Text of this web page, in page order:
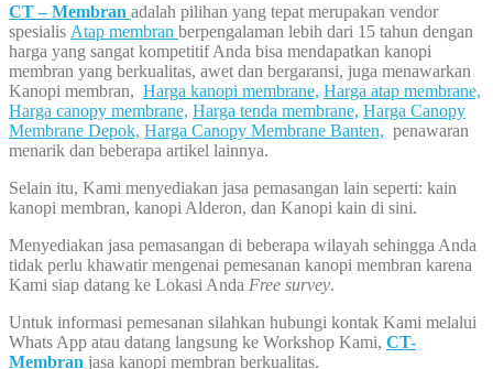
CT – Membran adalah pilihan yang tepat merupakan vendor
spesialis Atap membran berpengalaman lebih dari 15 tahun dengan
harga yang sangat kompetitif Anda bisa mendapatkan kanopi
membran yang berkualitas, awet dan bergaransi, juga menawarkan
Kanopi membran, Harga kanopi membrane, Harga atap membrane,
Harga canopy membrane, Harga tenda membrane, Harga Canopy
Membrane Depok, Harga Canopy Membrane Banten, penawaran
menarik dan beberapa artikel lainnya.
Selain itu, Kami menyediakan jasa pemasangan lain seperti: kain
kanopi membran, kanopi Alderon, dan Kanopi kain di sini.
Menyediakan jasa pemasangan di beberapa wilayah sehingga Anda
tidak perlu khawatir mengenai pemesanan kanopi membran karena
Kami siap datang ke Lokasi Anda Free survey.
Untuk informasi pemesanan silahkan hubungi kontak Kami melalui
Whats App atau datang langsung ke Workshop Kami, CT-
Membran jasa kanopi membran berkualitas.